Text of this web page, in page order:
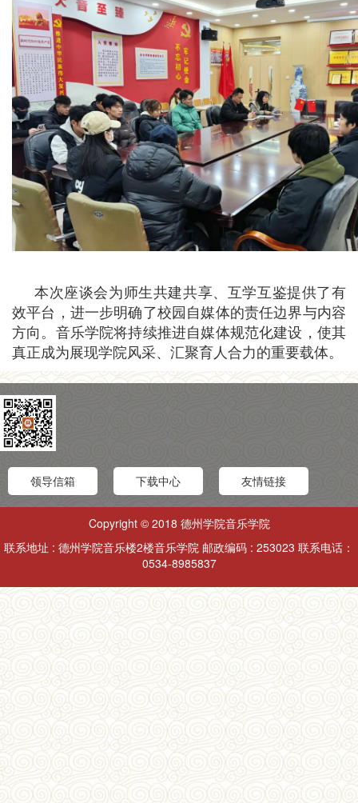
本次座谈会为师生共建共享、互学互鉴提供了有
效平台，进一步明确了校园自媒体的责任边界与内容
方向。音乐学院将持续推进自媒体规范化建设，使其
真正成为展现学院风采、汇聚育人合力的重要载体。
领导信箱 下载中心 友情链接
Copyright © 2018 德州学院音乐学院
联系地址 : 德州学院音乐楼2楼音乐学院 邮政编码 : 253023 联系电话：
0534-8985837